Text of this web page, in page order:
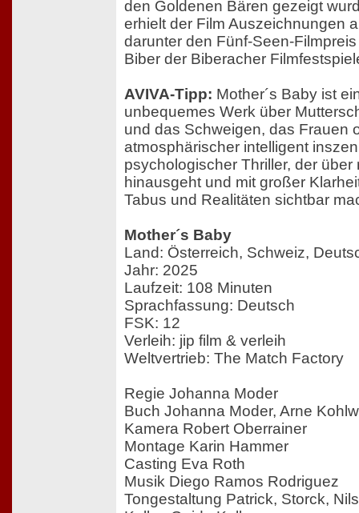
den Goldenen Bären gezeigt
erhielt der Film Auszeichnungen
darunter den Fünf-Seen-
Biber der Biberacher
AVIVA-Tipp: Mother´s Baby ist
unbequemes Werk über
und das Schweigen, das Frauen
atmosphärischer intelligent
psychologischer Thriller, der
hinausgeht und mit großer
Tabus und Realitäten sichtbar
Mother´s Baby
Land: Österreich, Schweiz,
Jahr: 2025
Laufzeit: 108 Minuten
Sprachfassung: Deutsch
FSK: 12
Verleih: jip film & verleih
Weltvertrieb: The Match Factory
Regie Johanna Moder
Buch Johanna Moder, Arne
Kamera Robert Oberrainer
Montage Karin Hammer
Casting Eva Roth
Musik Diego Ramos Rodriguez
Tongestaltung Patrick, Storck,